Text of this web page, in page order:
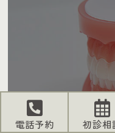
電話予約 初診相